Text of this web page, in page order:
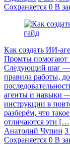
Сохраняется 0 В
Как создать ИИ-
Промты помогают
Следующий шаг —
правила работы,
агенты и навыки
инструкции в
разберём, что
отличаются эти
Анатолий Чупин 3
Сохраняется 0 В